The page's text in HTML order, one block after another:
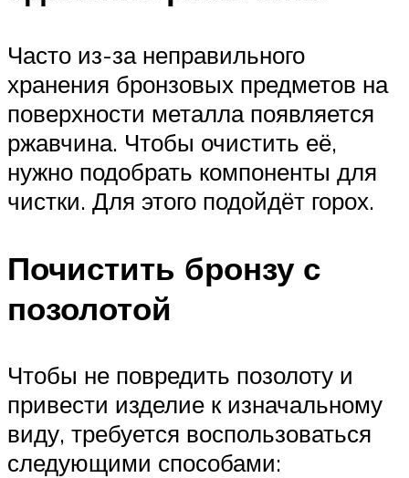
Часто из-за неправильного
хранения бронзовых предметов на
поверхности металла появляется
ржавчина. Чтобы очистить её,
нужно подобрать компоненты для
чистки. Для этого подойдёт горох.
Почистить бронзу с
позолотой
Чтобы не повредить позолоту и
привести изделие к изначальному
виду, требуется воспользоваться
следующими способами: